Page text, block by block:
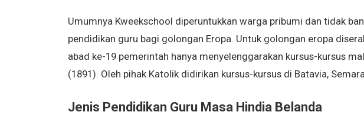
Umumnya Kweekschool diperuntukkan warga pribumi dan tidak
pendidikan guru bagi golongan Eropa. Untuk golongan eropa
abad ke-19 pemerintah hanya menyelenggarakan kursus-kursus
(1891). Oleh pihak Katolik didirikan kursus-kursus di Batavia,
Jenis Pendidikan Guru Masa Hindia Belanda